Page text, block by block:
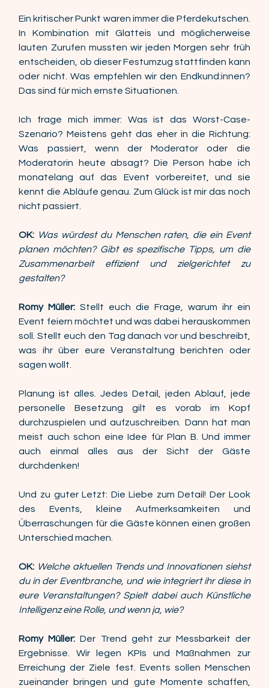
Ein kritischer Punkt waren immer die Pferdekutschen.
In Kombination mit Glatteis und möglicherweise
lauten Zurufen mussten wir jeden Morgen sehr früh
entscheiden, ob dieser Festumzug stattfinden kann
oder nicht. Was empfehlen wir den Endkund:innen?
Das sind für mich ernste Situationen.
Ich frage mich immer: Was ist das Worst-Case-
Szenario? Meistens geht das eher in die Richtung:
Was passiert, wenn der Moderator oder die
Moderatorin heute absagt? Die Person habe ich
monatelang auf das Event vorbereitet, und sie
kennt die Abläufe genau. Zum Glück ist mir das noch
nicht passiert.
OK: Was würdest du Menschen raten, die ein Event
planen möchten? Gibt es spezifische Tipps, um die
Zusammenarbeit effizient und zielgerichtet zu
gestalten?
Romy Müller: Stellt euch die Frage, warum ihr ein
Event feiern möchtet und was dabei herauskommen
soll. Stellt euch den Tag danach vor und beschreibt,
was ihr über eure Veranstaltung berichten oder
sagen wollt.
Planung ist alles. Jedes Detail, jeden Ablauf, jede
personelle Besetzung gilt es vorab im Kopf
durchzuspielen und aufzuschreiben. Dann hat man
meist auch schon eine Idee für Plan B. Und immer
auch einmal alles aus der Sicht der Gäste
durchdenken!
Und zu guter Letzt: Die Liebe zum Detail! Der Look
des Events, kleine Aufmerksamkeiten und
Überraschungen für die Gäste können einen großen
Unterschied machen.
OK: Welche aktuellen Trends und Innovationen siehst
du in der Eventbranche, und wie integriert ihr diese in
eure Veranstaltungen? Spielt dabei auch Künstliche
Intelligenz eine Rolle, und wenn ja, wie?
Romy Müller: Der Trend geht zur Messbarkeit der
Ergebnisse. Wir legen KPIs und Maßnahmen zur
Erreichung der Ziele fest. Events sollen Menschen
zueinander bringen und gute Momente schaffen,